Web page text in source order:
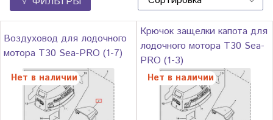
Воздуховод для лодочного
мотора Т30 Sea-PRO (1-7)
Нет в наличии
Крючок защелки капота для
лодочного мотора Т30 Sea-
PRO (1-3)
Нет в наличии